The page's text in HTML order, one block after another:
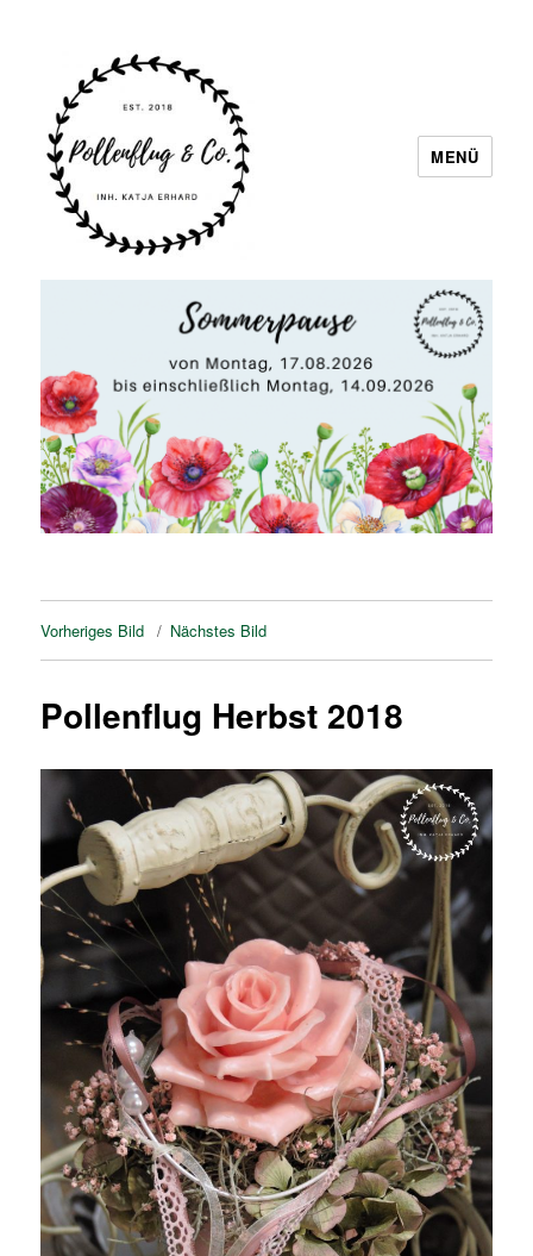
Pollenflug & Co.
MENÜ
Vorheriges Bild Nächstes Bild
Pollenflug Herbst 2018